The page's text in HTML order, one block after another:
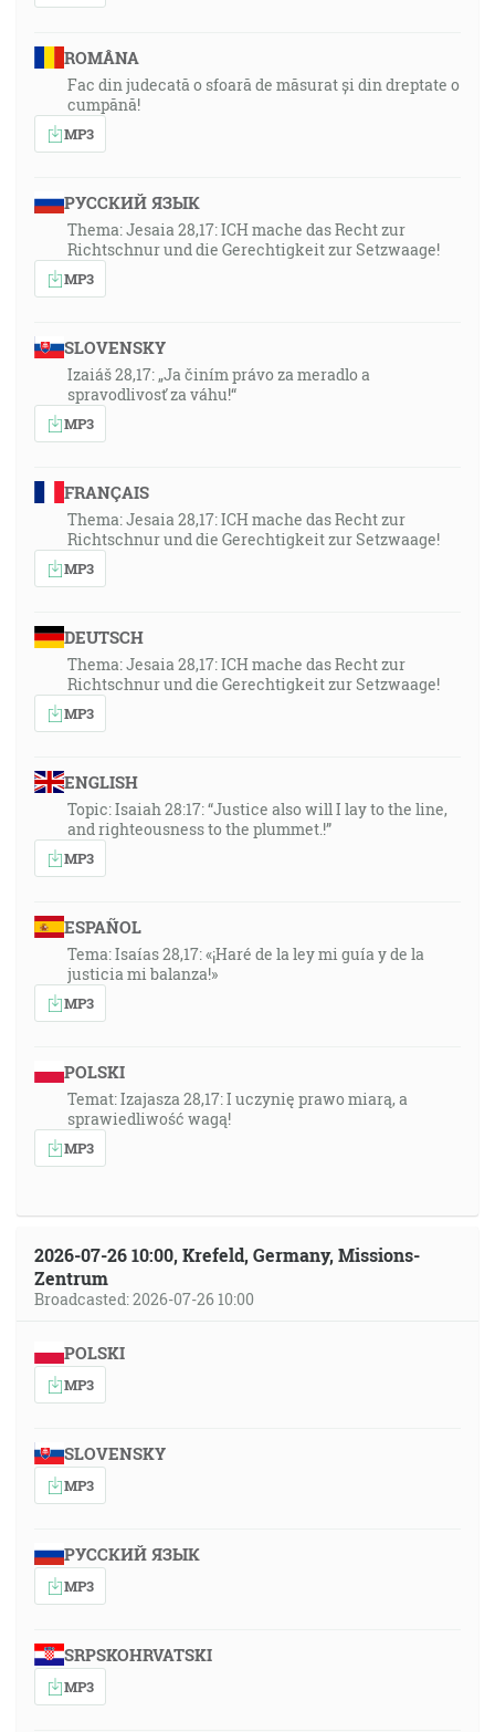
ROMÂNA
Fac din judecată o sfoară de măsurat și din dreptate o
cumpănă!
MP3
РУССКИЙ ЯЗЫК
Thema: Jesaia 28,17: ICH mache das Recht zur
Richtschnur und die Gerechtigkeit zur Setzwaage!
MP3
SLOVENSKY
Izaiáš 28,17: „Ja činím právo za meradlo a
spravodlivosť za váhu!“
MP3
FRANÇAIS
Thema: Jesaia 28,17: ICH mache das Recht zur
Richtschnur und die Gerechtigkeit zur Setzwaage!
MP3
DEUTSCH
Thema: Jesaia 28,17: ICH mache das Recht zur
Richtschnur und die Gerechtigkeit zur Setzwaage!
MP3
ENGLISH
Topic: Isaiah 28:17: “Justice also will I lay to the line,
and righteousness to the plummet.!”
MP3
ESPAÑOL
Tema: Isaías 28,17: «¡Haré de la ley mi guía y de la
justicia mi balanza!»
MP3
POLSKI
Temat: Izajasza 28,17: I uczynię prawo miarą, a
sprawiedliwość wagą!
MP3
2026-07-26 10:00, Krefeld, Germany, Missions-
Zentrum
Broadcasted: 2026-07-26 10:00
POLSKI
MP3
SLOVENSKY
MP3
РУССКИЙ ЯЗЫК
MP3
SRPSKOHRVATSKI
MP3